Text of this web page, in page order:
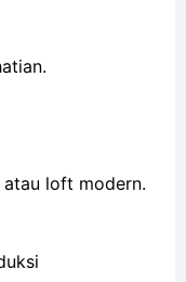
loft modern.